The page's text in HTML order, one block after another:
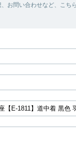
お問い合わせなど、こち